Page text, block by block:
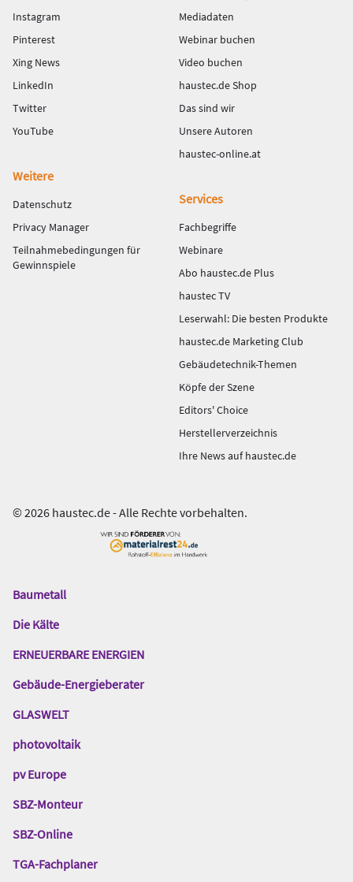
Instagram
Pinterest
Xing News
LinkedIn
Twitter
YouTube
Mediadaten
Webinar buchen
Video buchen
haustec.de Shop
Das sind wir
Unsere Autoren
haustec-online.at
Weitere
Datenschutz
Privacy Manager
Teilnahmebedingungen für
Gewinnspiele
Services
Fachbegriffe
Webinare
Abo haustec.de Plus
haustec TV
Leserwahl: Die besten Produkte
haustec.de Marketing Club
Gebäudetechnik-Themen
Köpfe der Szene
Editors' Choice
Herstellerverzeichnis
Ihre News auf haustec.de
© 2026 haustec.de - Alle Rechte vorbehalten.
Das
Gentner
Baumetall
Die Kälte
ERNEUERBARE ENERGIEN
Gebäude-Energieberater
GLASWELT
photovoltaik
pv Europe
SBZ-Monteur
SBZ-Online
TGA-Fachplaner